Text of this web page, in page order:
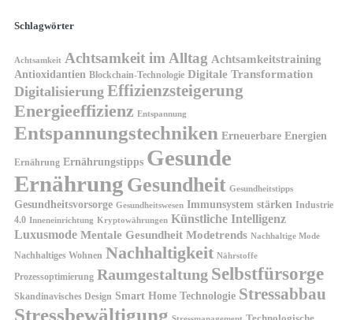
Schlagwörter
Achtsamkeit Achtsamkeit im Alltag Achtsamkeitstraining
Antioxidantien Blockchain-Technologie Digitale Transformation
Digitalisierung Effizienzsteigerung
Energieeffizienz Entspannung
Entspannungstechniken Erneuerbare Energien
Ernährung Ernährungstipps Gesunde
Ernährung Gesundheit Gesundheitstipps
Gesundheitsvorsorge Gesundheitswesen Immunsystem stärken Industrie
4.0 Inneneinrichtung Kryptowährungen Künstliche Intelligenz
Luxusmode Mentale Gesundheit Modetrends Nachhaltige Mode
Nachhaltiges Wohnen Nachhaltigkeit Nährstoffe
Prozessoptimierung Raumgestaltung Selbstfürsorge
Skandinavisches Design Smart Home Technologie Stressabbau
Stressbewältigung